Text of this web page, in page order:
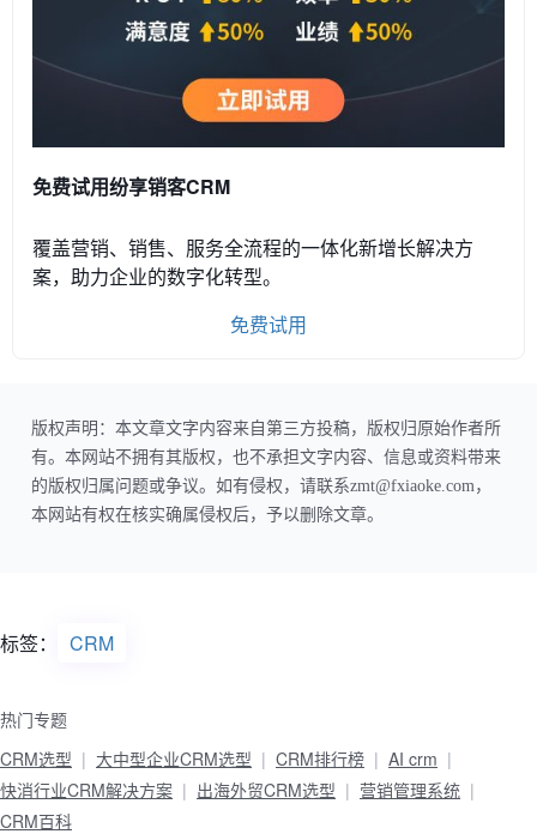
免费试用纷享销客CRM
覆盖营销、销售、服务全流程的一体化新增长解决方
案，助力企业的数字化转型。
免费试用
版权声明：本文章文字内容来自第三方投稿，版权归原始作者所
有。本网站不拥有其版权，也不承担文字内容、信息或资料带来
的版权归属问题或争议。如有侵权，请联系zmt@fxiaoke.com，
本网站有权在核实确属侵权后，予以删除文章。
标签： CRM
热门专题
CRM选型
大中型企业CRM选型 CRM排行榜
AI crm
快消行业CRM解决方案
出海外贸CRM选型
营销管理系统
CRM百科